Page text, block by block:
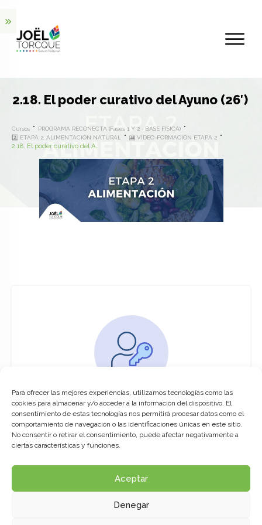
Para ofrecer las mejores experiencias, utilizamos tecnologías como las
cookies para almacenar y/o acceder a la información del dispositivo. El
consentimiento de estas tecnologías nos permitirá procesar datos como el
comportamiento de navegación o las identificaciones únicas en este sitio.
No consentir o retirar el consentimiento, puede afectar negativamente a
ciertas características y funciones.
Aceptar
Denegar
2.18. El poder curativo del Ayuno (26′)
Cursos
PROGRAMA RECONECTA (Fases 1 Y 2 · BASE FÍSICA)
2️⃣ ETAPA 2. ALIMENTACIÓN NATURAL
🎦 VÍDEO-FORMACIÓN ETAPA 2
2.18. El poder curativo del Ayuno (26′)
You must be logged in to access this
course
This course is only available for registered
Click here to login